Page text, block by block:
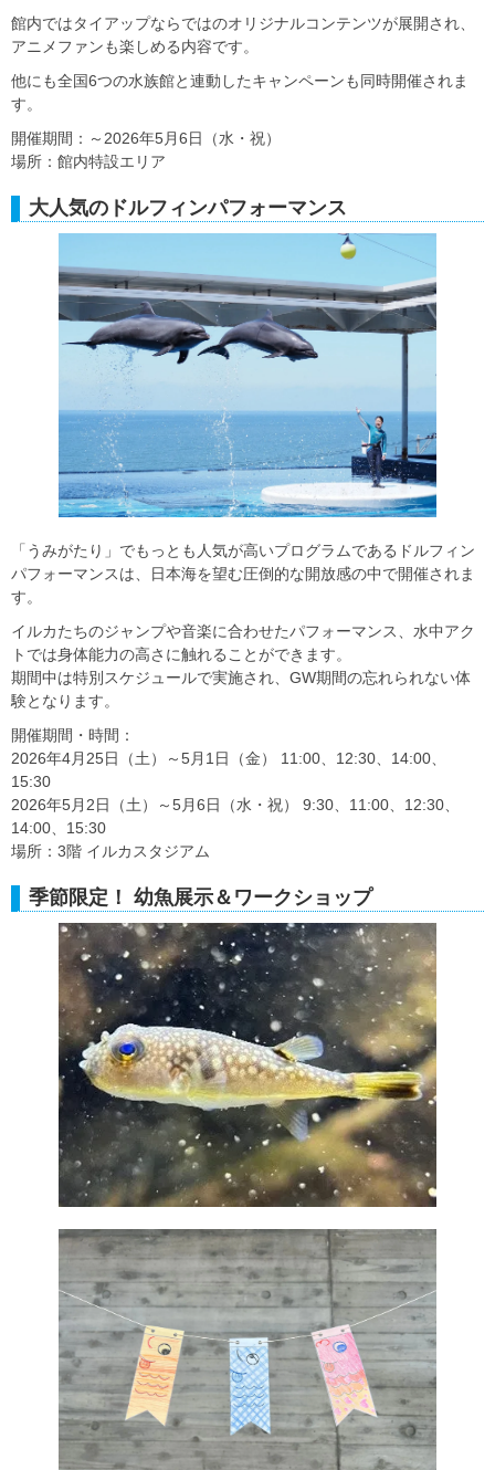
館内ではタイアップならではのオリジナルコンテンツが展開され、
アニメファンも楽しめる内容です。
他にも全国6つの水族館と連動したキャンペーンも同時開催されま
す。
開催期間：～2026年5月6日（水・祝）
場所：館内特設エリア
大人気のドルフィンパフォーマンス
「うみがたり」でもっとも人気が高いプログラムであるドルフィン
パフォーマンスは、日本海を望む圧倒的な開放感の中で開催されま
す。
イルカたちのジャンプや音楽に合わせたパフォーマンス、水中アク
トでは身体能力の高さに触れることができます。
期間中は特別スケジュールで実施され、GW期間の忘れられない体
験となります。
開催期間・時間：
2026年4月25日（土）～5月1日（金） 11:00、12:30、14:00、
15:30
2026年5月2日（土）～5月6日（水・祝） 9:30、11:00、12:30、
14:00、15:30
場所：3階 イルカスタジアム
季節限定！ 幼魚展示＆ワークショップ